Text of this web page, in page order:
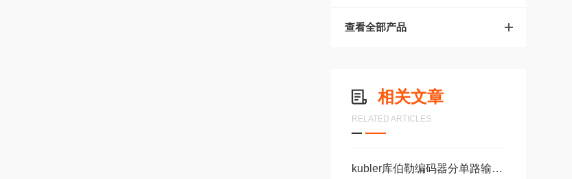
查看全部产品
相关文章
RELATED ARTICLES
kubler库伯勒编码器分单路输出和双路输出